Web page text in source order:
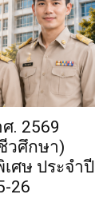
. 2569
วศึกษา)
ศษ ประจำปี
26